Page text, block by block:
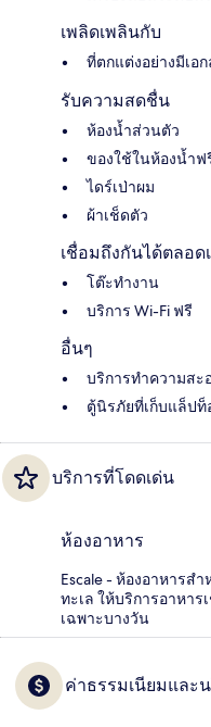
เพลิดเพลินกับ
ที่ตกแต่งอย่างมีเอ
รับความสดชื่น
ห้องน้ำส่วนตัว
ของใช้ในห้องน้ำฟ
ไดร์เป่าผม
ผ้าเช็ดตัว
เชื่อมถึงกันได้ตลอด
โต๊ะทำงาน
บริการ Wi-Fi ฟรี
อื่นๆ
บริการทำความสะ
ตู้นิรภัยที่เก็บแล็ปท็
บริการที่โดดเด่น
ห้องอาหาร
Escale - ห้องอาหารส
ทะเล ให้บริการอาหาร
เฉพาะบางวัน
ค่าธรรมเนียมและ